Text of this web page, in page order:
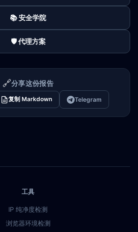
📚 安全学院
🛡️ 代理方案
🔗分享这份报告
复制 Markdown Telegram
工具
IP 纯净度检测
浏览器环境检测